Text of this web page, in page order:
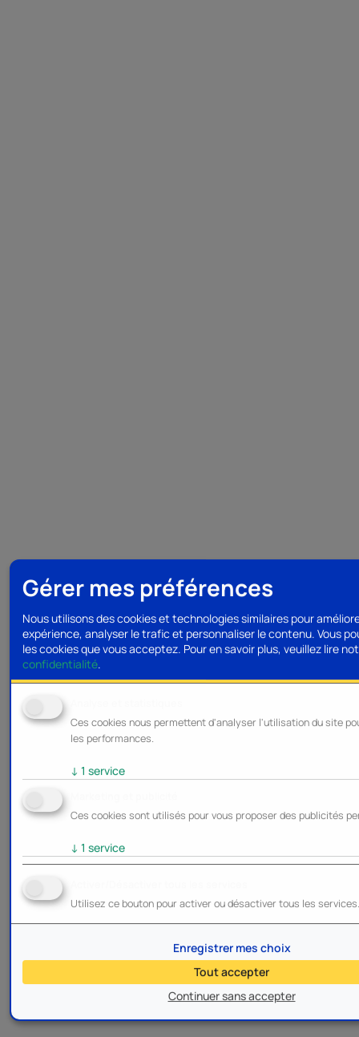
Gérer mes préférences
Nous utilisons des cookies et technologies similaires pour
expérience, analyser le trafic et personnaliser le contenu. Vous
les cookies que vous acceptez. Pour en savoir plus, veuillez lire
confidentialité.
Ces cookies nous permettent d'analyser l'utilisation du site
les performances.
↓ 1 service
Ces cookies sont utilisés pour vous proposer des publicités
↓ 1 service
Utilisez ce bouton pour activer ou désactiver tous les services.
Continuer sans accepter
Enregistrer mes choix
Tout accepter